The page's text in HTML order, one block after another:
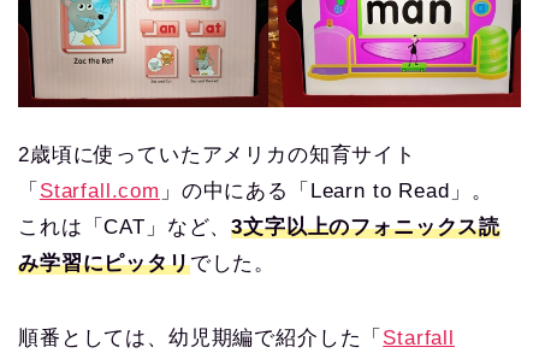
2歳頃に使っていたアメリカの知育サイト
「 Starfall.com 」の中にある「Learn to Read」。
これは「CAT」など、3文字以上のフォニックス読
み学習にピッタリでした。
順番としては、幼児期編で紹介した「 Starfall